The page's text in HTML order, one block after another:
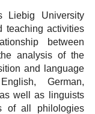
Liebig University
teaching activities
between
analysis of the
and language
German,
well as linguists
of all philologies